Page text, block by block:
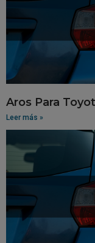
Aros Para
Leer más »